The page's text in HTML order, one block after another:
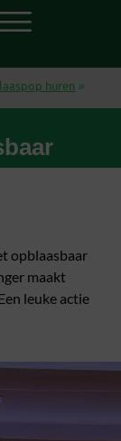
huren »
opblaasbaar
maakt
leuke actie